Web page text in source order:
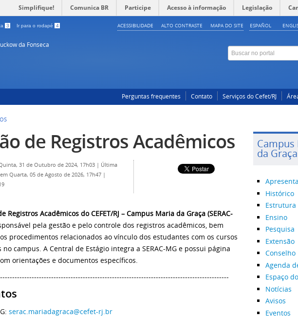
Simplifique! Comunica BR Participe Acesso à informação Legislação
3 Ir para o rodapé 4 ESPAÑOL
ACESSIBILIDADE ALTO CONTRASTE MAPA DO SITE
da Fonseca
Perguntas frequentes Contato Serviços do Cefet/RJ
de Registros Acadêmicos
31 de Outubro de 2024, 17h03 | Última
Quarta, 05 de Agosto de 2026, 17h47 |
Registros Acadêmicos do CEFET/RJ – Campus Maria da Graça (SERAC-
pela gestão e pelo controle dos registros acadêmicos, bem
procedimentos relacionados ao vínculo dos estudantes com os cursos
no campus. A Central de Estágio integra a SERAC-MG e possui página
orientações e documentos específicos.
serac.mariadagraca@cefet-rj.br
Campus
da Graça
Histórico
Estrutura
Ensino
Pesquisa
Extensão
Conselho
Agenda
Espaço
Notícias
Avisos
Eventos